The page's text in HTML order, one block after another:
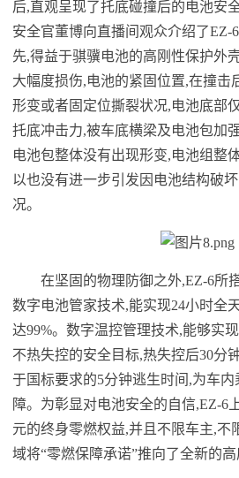
后,直观呈现了托底碰撞后的电池安
安全官董博向直播间观众介绍了EZ-
先,得益于骐骥电池的高刚性保护外
大幅度损伤,电池的紧固位置,在撞击
形变或者固定位撕裂状况,电池底部
托底冲击力,被车底横梁及电池包加
电池包整体没有出现形变,电池组整
以也没有进一步引发因电池结构破
况。
在坚固的物理防御之外,EZ-6所
数字电池管家技术,能实现24小时全
达99%。数字温控管理技术,能够实
不热失控的安全目标,热失控后30分
于国标要求的5分钟逃生时间,为车
障。为彰显对电池安全的自信,EZ-6
元的终身零燃权益,并且不限车主,不
域将“零燃保障承诺”推向了全新的高